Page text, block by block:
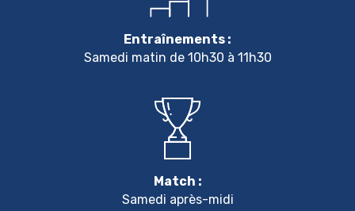
Entraînements :
Samedi matin de 10h30 à 11h30
Match :
Samedi après-midi